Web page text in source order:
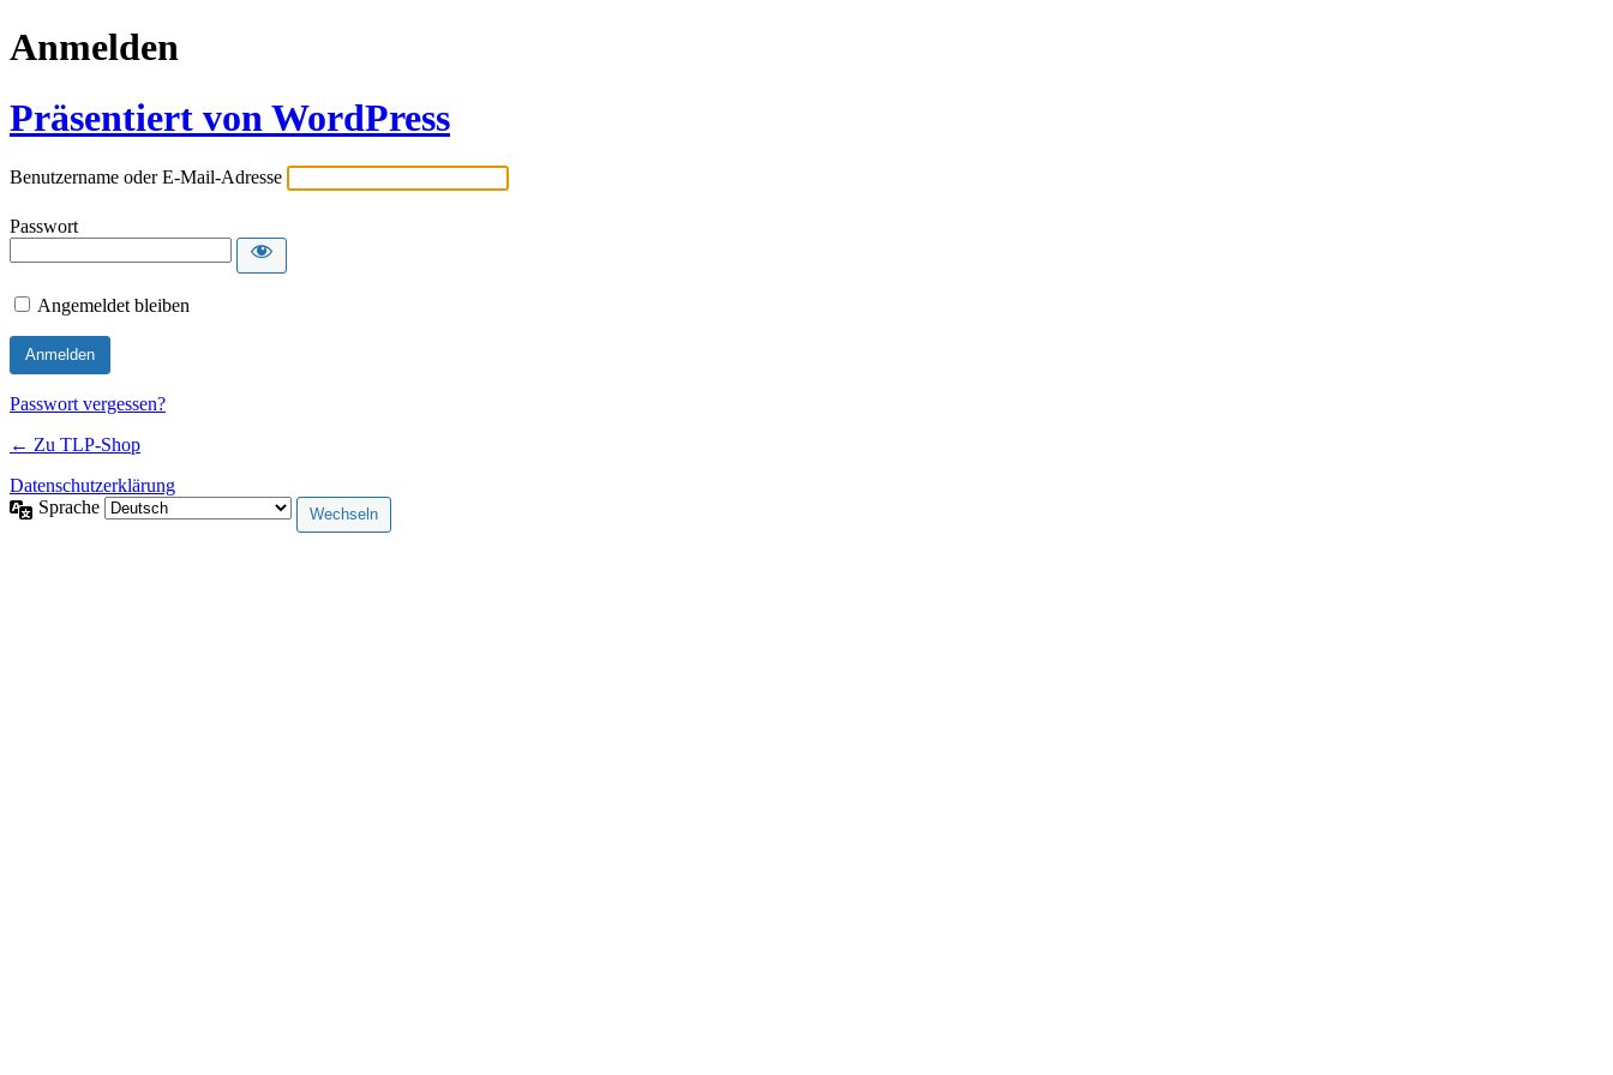
Anmelden
Präsentiert von WordPress
Benutzername oder E-Mail-Adresse
Passwort
Angemeldet bleiben
Passwort vergessen?
← Zu TLP-Shop
Datenschutzerklärung
Sprache